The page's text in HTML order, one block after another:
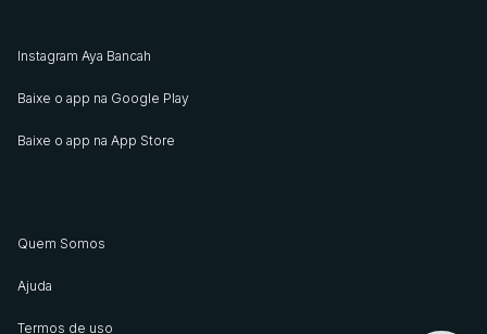
Instagram Aya Bancah
Baixe o app na Google Play
Baixe o app na App Store
Quem Somos
Ajuda
Termos de uso